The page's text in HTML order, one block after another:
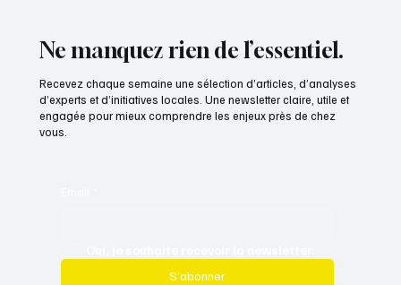
Ne manquez rien de l’essentiel.
Recevez chaque semaine une sélection d’articles, d’analyses
d’experts et d’initiatives locales. Une newsletter claire, utile et
engagée pour mieux comprendre les enjeux près de chez
vous.
S’abonner